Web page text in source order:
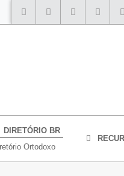
DIRETÓRIO BR
Ortodoxo